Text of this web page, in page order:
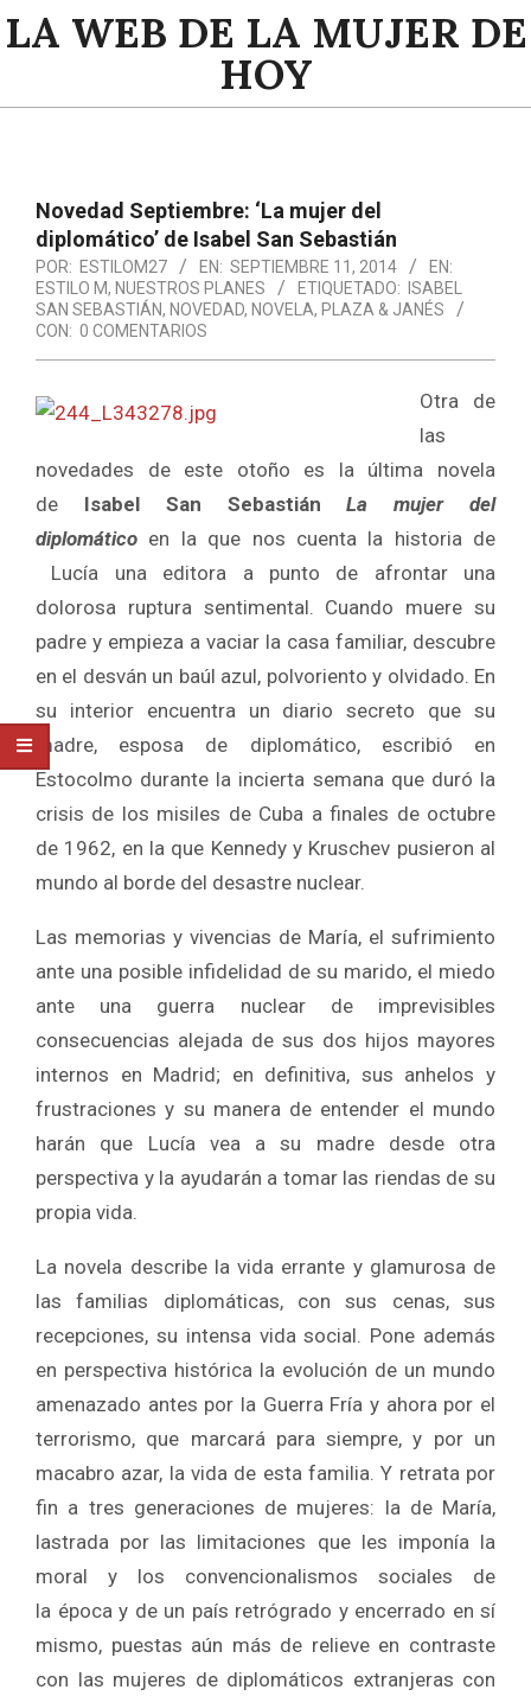
Saltar
alLA WEB DE LA MUJER DE
HOY
navegación
principal
Novedad Septiembre: ‘La mujer del
diplomático’ de Isabel San Sebastián
POR: ESTILOM27 EN: SEPTIEMBRE 11, 2014
EN:
ESTILO M, NUESTROS PLANES ETIQUETADO:
ISABEL
SAN SEBASTIÁN, NOVEDAD, NOVELA, PLAZA & JANÉS
CON: 0 COMENTARIOS
Otra de
las
novedades de este otoño es la última novela
de Isabel San Sebastián La mujer del
diplomático en la que nos cuenta la historia de
Lucía una editora a punto de afrontar una
dolorosa ruptura sentimental. Cuando muere su
padre y empieza a vaciar la casa familiar, descubre
en el desván un baúl azul, polvoriento y olvidado. En
su interior encuentra un diario secreto que su
madre, esposa de diplomático, escribió en
Estocolmo durante la incierta semana que duró la
crisis de los misiles de Cuba a finales de octubre
de 1962, en la que Kennedy y Kruschev pusieron al
mundo al borde del desastre nuclear.
Las memorias y vivencias de María, el sufrimiento
ante una posible infidelidad de su marido, el miedo
ante una guerra nuclear de imprevisibles
consecuencias alejada de sus dos hijos mayores
internos en Madrid; en definitiva, sus anhelos y
frustraciones y su manera de entender el mundo
harán que Lucía vea a su madre desde otra
perspectiva y la ayudarán a tomar las riendas de su
propia vida.
La novela describe la vida errante y glamurosa de
las familias diplomáticas, con sus cenas, sus
recepciones, su intensa vida social. Pone además
en perspectiva histórica la evolución de un mundo
amenazado antes por la Guerra Fría y ahora por el
terrorismo, que marcará para siempre, y por un
macabro azar, la vida de esta familia. Y retrata por
fin a tres generaciones de mujeres: la de María,
lastrada por las limitaciones que les imponía la
moral y los convencionalismos sociales de
la época y de un país retrógrado y encerrado en sí
mismo, puestas aún más de relieve en contraste
con las mujeres de diplomáticos extranjeras con